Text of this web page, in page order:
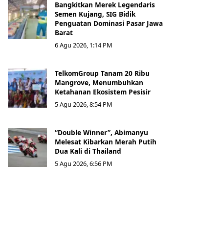
Bangkitkan Merek Legendaris
Semen Kujang, SIG Bidik
Penguatan Dominasi Pasar Jawa
Barat
6 Agu 2026, 1:14 PM
TelkomGroup Tanam 20 Ribu
Mangrove, Menumbuhkan
Ketahanan Ekosistem Pesisir
5 Agu 2026, 8:54 PM
“Double Winner”, Abimanyu
Melesat Kibarkan Merah Putih
Dua Kali di Thailand
5 Agu 2026, 6:56 PM